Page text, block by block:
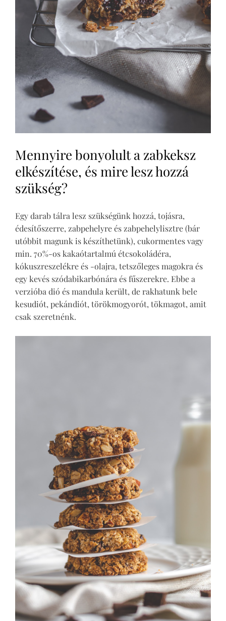
Mennyire bonyolult a zabkeksz
elkészítése, és mire lesz hozzá
szükség?
Egy darab tálra lesz szükségünk hozzá, tojásra,
édesítőszerre, zabpehelyre és zabpehelylisztre (bár
utóbbit magunk is készíthetünk), cukormentes vagy
min. 70%-os kakaótartalmú étcsokoládéra,
kókuszreszelékre és -olajra, tetszőleges magokra és
egy kevés szódabikarbónára és fűszerekre. Ebbe a
verzióba dió és mandula került, de rakhatunk bele
kesudiót, pekándiót, törökmogyorót, tökmagot, amit
csak szeretnénk.